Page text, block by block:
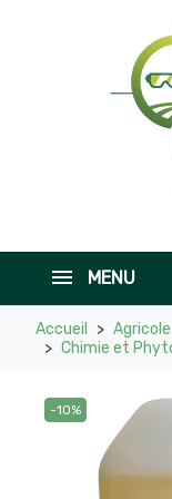
MENU
Accueil Agricole
Chimie et
-10%